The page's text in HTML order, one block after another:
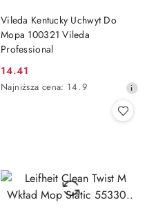
Vileda Kentucky Uchwyt Do
Mopa 100321 Vileda
Professional
Cena
promocyjna:
14.41
Najniższa
Najniższa cena: 14.9